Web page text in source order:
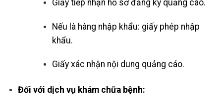
Giấy tiếp nhận hồ sơ đăng ký quảng cáo.
Nếu là hàng nhập khẩu: giấy phép nhập
khẩu.
Giấy xác nhận nội dung quảng cáo.
Đối với dịch vụ khám chữa bệnh: